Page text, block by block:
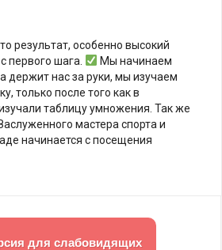
результат, особенно высокий
первого шага.
Мы начинаем
держит нас за руки, мы изучаем
только после того как в
таблицу умножения. Так же
мастера спорта и
начинается с посещения
для слабовидящих